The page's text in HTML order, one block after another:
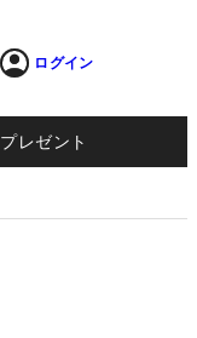
ログイン
プレゼント